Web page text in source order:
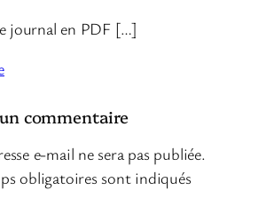
journal en PDF […]
commentaire
e-mail ne sera pas publiée.
obligatoires sont indiqués